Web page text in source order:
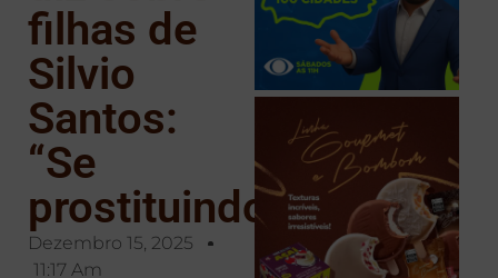
filhas de
Silvio
Santos:
“Se
prostituindo”
Dezembro 15, 2025
11:17 Am